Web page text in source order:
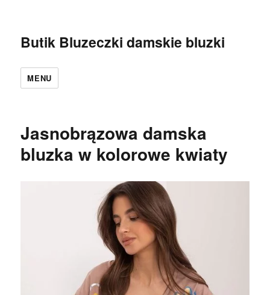
Butik Bluzeczki damskie bluzki
MENU
Jasnobrązowa damska
bluzka w kolorowe kwiaty